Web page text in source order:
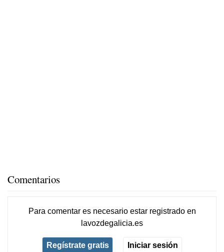
Comentarios
Para comentar es necesario estar registradoen
lavozdegalicia.es
Regístrate gratis Iniciar sesión